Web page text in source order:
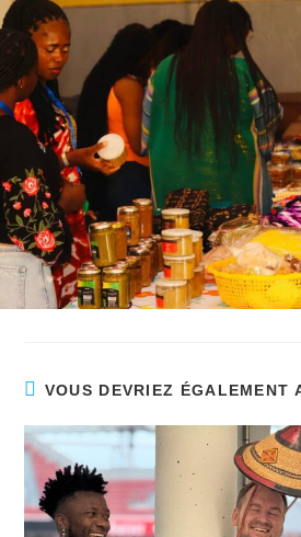
VOUS DEVRIEZ ÉGALEMENT